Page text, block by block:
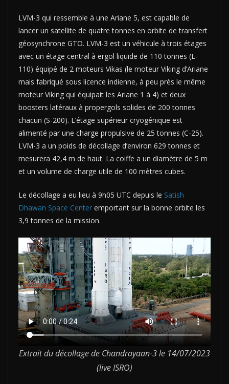
LVM-3 qui ressemble à une Ariane 5, est capable de
lancer un satellite de quatre tonnes en orbite de transfert
géosynchrone GTO. LVM-3 est un véhicule à trois étages
avec un étage central à ergol liquide de 110 tonnes (L-
110) équipé de 2 moteurs Vikas (le moteur Viking d’Ariane
mais fabriqué sous licence indienne, à peu près le même
moteur Viking qui équipait les Ariane 1 à 4) et deux
boosters latéraux à propergols solides de 200 tonnes
chacun (S-200). L’étage supérieur cryogénique est
alimenté par une charge propulsive de 25 tonnes (C-25).
LVM-3 a un poids de décollage d’environ 629 tonnes et
mesurera 42,4 m de haut. La coiffe a un diamètre de 5 m
et un volume de charge utile de 100 mètres cubes.
Le décollage a eu lieu à 9h05 UTC depuis le Satish
Dhawan Space Center emportant sur la bonne orbite les
3,9 tonnes de la mission.
Extrait du décollage de Chandrayaan-3 le 14/07/2023
(live ISRO)